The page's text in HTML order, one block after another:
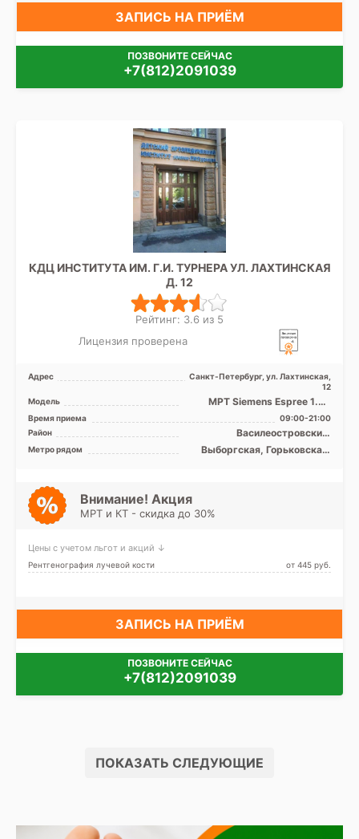
ЗАПИСЬ НА ПРИЁМ
ПОЗВОНИТЕ СЕЙЧАС
+7(812)2091039
КДЦ ИНСТИТУТА ИМ. Г.И. ТУРНЕРА УЛ. ЛАХТИНСКАЯ
Д. 12
Рейтинг: 3.6 из 5
Лицензия проверена
Адрес
Санкт-Петербург, ул. Лахтинская,
12
Модель
МРТ Siemens Espree 1.5Т
закрытый тип, КТ Siemens
Siemens Definition 40 ...
Время приема
09:00-21:00
Район
Василеостровский,
Выборгский, Петроградский,
Приморский, Центральный
Метро рядом
Выборгская, Горьковская,
Внимание! Акция
МРТ и КТ - скидка до 30%
Цены с учетом льгот и акций ↓
Рентгенография лучевой кости от 445 pуб.
ЗАПИСЬ НА ПРИЁМ
ПОЗВОНИТЕ СЕЙЧАС
+7(812)2091039
ПОКАЗАТЬ СЛЕДУЮЩИЕ